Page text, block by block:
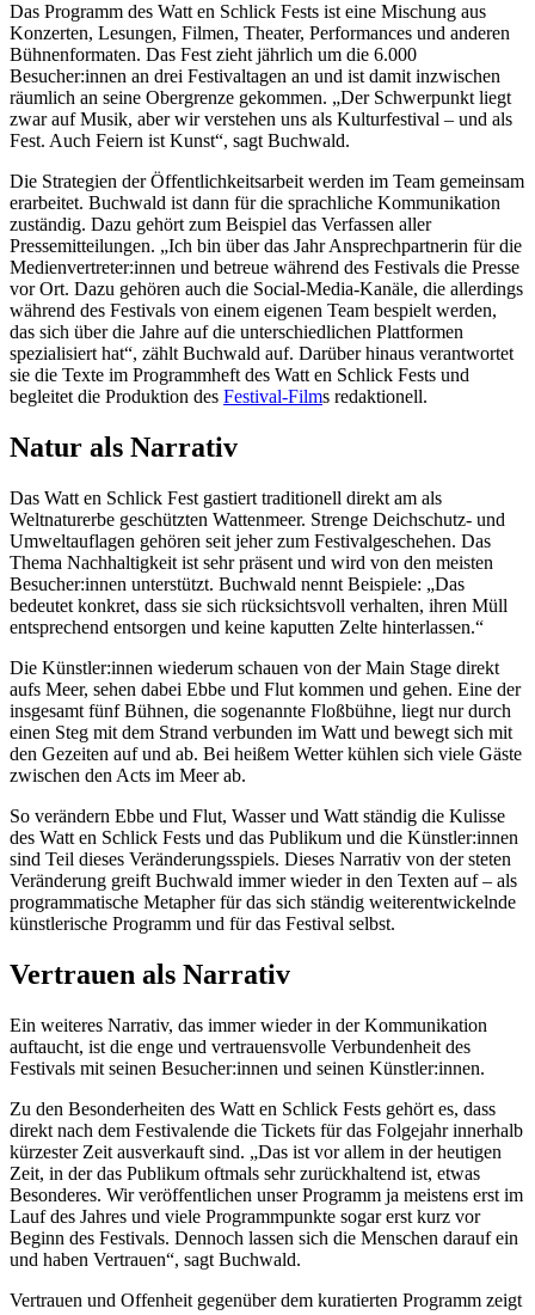
Das Programm des Watt en Schlick Fests ist eine Mischung aus
Konzerten, Lesungen, Filmen, Theater, Performances und anderen
Bühnenformaten. Das Fest zieht jährlich um die 6.000
Besucher:innen an drei Festivaltagen an und ist damit inzwischen
räumlich an seine Obergrenze gekommen. „Der Schwerpunkt liegt
zwar auf Musik, aber wir verstehen uns als Kulturfestival – und als
Fest. Auch Feiern ist Kunst“, sagt Buchwald.
Die Strategien der Öffentlichkeitsarbeit werden im Team gemeinsam
erarbeitet. Buchwald ist dann für die sprachliche Kommunikation
zuständig. Dazu gehört zum Beispiel das Verfassen aller
Pressemitteilungen. „Ich bin über das Jahr Ansprechpartnerin für die
Medienvertreter:innen und betreue während des Festivals die Presse
vor Ort. Dazu gehören auch die Social-Media-Kanäle, die allerdings
während des Festivals von einem eigenen Team bespielt werden,
das sich über die Jahre auf die unterschiedlichen Plattformen
spezialisiert hat“, zählt Buchwald auf. Darüber hinaus verantwortet
sie die Texte im Programmheft des Watt en Schlick Fests und
begleitet die Produktion des Festival-Films redaktionell.
Natur als Narrativ
Das Watt en Schlick Fest gastiert traditionell direkt am als
Weltnaturerbe geschützten Wattenmeer. Strenge Deichschutz- und
Umweltauflagen gehören seit jeher zum Festivalgeschehen. Das
Thema Nachhaltigkeit ist sehr präsent und wird von den meisten
Besucher:innen unterstützt. Buchwald nennt Beispiele: „Das
bedeutet konkret, dass sie sich rücksichtsvoll verhalten, ihren Müll
entsprechend entsorgen und keine kaputten Zelte hinterlassen.“
Die Künstler:innen wiederum schauen von der Main Stage direkt
aufs Meer, sehen dabei Ebbe und Flut kommen und gehen. Eine der
insgesamt fünf Bühnen, die sogenannte Floßbühne, liegt nur durch
einen Steg mit dem Strand verbunden im Watt und bewegt sich mit
den Gezeiten auf und ab. Bei heißem Wetter kühlen sich viele Gäste
zwischen den Acts im Meer ab.
So verändern Ebbe und Flut, Wasser und Watt ständig die Kulisse
des Watt en Schlick Fests und das Publikum und die Künstler:innen
sind Teil dieses Veränderungsspiels. Dieses Narrativ von der steten
Veränderung greift Buchwald immer wieder in den Texten auf – als
programmatische Metapher für das sich ständig weiterentwickelnde
künstlerische Programm und für das Festival selbst.
Vertrauen als Narrativ
Ein weiteres Narrativ, das immer wieder in der Kommunikation
auftaucht, ist die enge und vertrauensvolle Verbundenheit des
Festivals mit seinen Besucher:innen und seinen Künstler:innen.
Zu den Besonderheiten des Watt en Schlick Fests gehört es, dass
direkt nach dem Festivalende die Tickets für das Folgejahr innerhalb
kürzester Zeit ausverkauft sind. „Das ist vor allem in der heutigen
Zeit, in der das Publikum oftmals sehr zurückhaltend ist, etwas
Besonderes. Wir veröffentlichen unser Programm ja meistens erst im
Lauf des Jahres und viele Programmpunkte sogar erst kurz vor
Beginn des Festivals. Dennoch lassen sich die Menschen darauf ein
und haben Vertrauen“, sagt Buchwald.
Vertrauen und Offenheit gegenüber dem kuratierten Programm zeigt